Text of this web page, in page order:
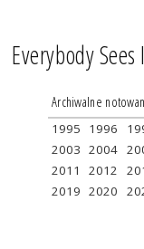
Everybody
Archiwalne
1995 1996
2003 2004
2011
2012
2019 2020